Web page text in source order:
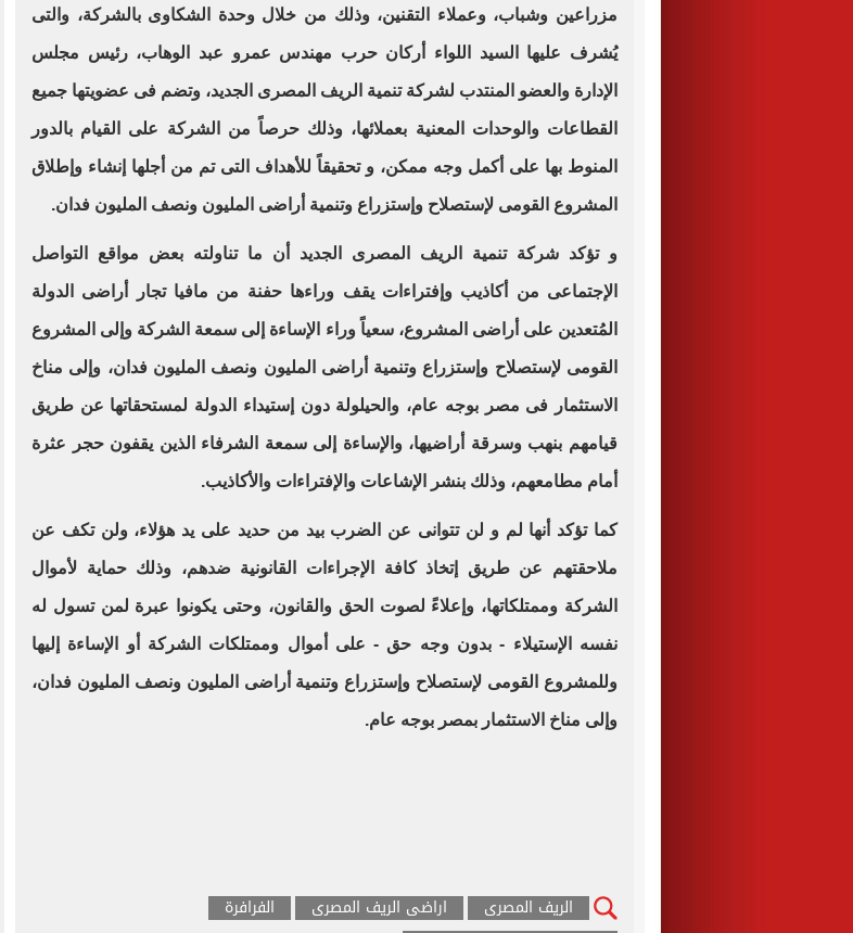
مزراعين وشباب، وعملاء التقنين، وذلك من خلال وحدة الشكاوى بالشركة، والتى
يُشرف عليها السيد اللواء أركان حرب مهندس عمرو عبد الوهاب، رئيس مجلس
الإدارة والعضو المنتدب لشركة تنمية الريف المصرى الجديد، وتضم فى عضويتها جميع
القطاعات والوحدات المعنية بعملائها، وذلك حرصاً من الشركة على القيام بالدور
المنوط بها على أكمل وجه ممكن، و تحقيقاً للأهداف التى تم من أجلها إنشاء وإطلاق
المشروع القومى لإستصلاح وإستزراع وتنمية أراضى المليون ونصف المليون فدان.
و تؤكد شركة تنمية الريف المصرى الجديد أن ما تناولته بعض مواقع التواصل
الإجتماعى من أكاذيب وإفتراءات يقف وراءها حفنة من مافيا تجار أراضى الدولة
المُتعدين على أراضى المشروع، سعياً وراء الإساءة إلى سمعة الشركة وإلى المشروع
القومى لإستصلاح وإستزراع وتنمية أراضى المليون ونصف المليون فدان، وإلى مناخ
الاستثمار فى مصر بوجه عام، والحيلولة دون إستيداء الدولة لمستحقاتها عن طريق
قيامهم بنهب وسرقة أراضيها، والإساءة إلى سمعة الشرفاء الذين يقفون حجر عثرة
أمام مطامعهم، وذلك بنشر الإشاعات والإفتراءات والأكاذيب.
كما تؤكد أنها لم و لن تتوانى عن الضرب بيد من حديد على يد هؤلاء، ولن تكف عن
ملاحقتهم عن طريق إتخاذ كافة الإجراءات القانونية ضدهم، وذلك حماية لأموال
الشركة وممتلكاتها، وإعلاءً لصوت الحق والقانون، وحتى يكونوا عبرة لمن تسول له
نفسه الإستيلاء - بدون وجه حق - على أموال وممتلكات الشركة أو الإساءة إليها
وللمشروع القومى لإستصلاح وإستزراع وتنمية أراضى المليون ونصف المليون فدان،
وإلى مناخ الاستثمار بمصر بوجه عام.
الريف المصرى اراضى الريف المصرى
الفرافرة